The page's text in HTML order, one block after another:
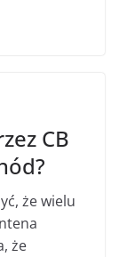
CB
że wielu
że